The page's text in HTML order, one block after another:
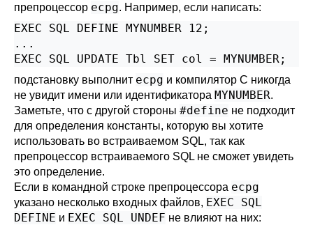
препроцессор ecpg. Например, если написать:
EXEC SQL DEFINE MYNUMBER 12;
...
EXEC SQL UPDATE Tbl SET col = MYNUMBER;
подстановку выполнит ecpg и компилятор C никогда
не увидит имени или идентификатора MYNUMBER.
Заметьте, что с другой стороны #define не подходит
для определения константы, которую вы хотите
использовать во встраиваемом SQL, так как
препроцессор встраиваемого SQL не сможет увидеть
это определение.
Если в командной строке препроцессора ecpg
указано несколько входных файлов, EXEC SQL
DEFINE и EXEC SQL UNDEF не влияют на них: